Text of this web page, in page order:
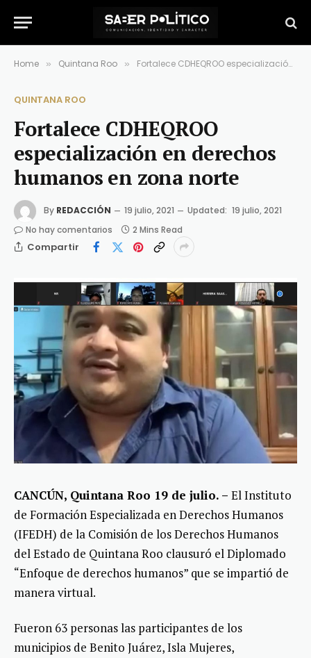
Home » Quintana Roo » Fortalece CDHEQROO especialización en derechos humanos en zona norte
QUINTANA ROO
Fortalece CDHEQROO
especialización en derechos
humanos en zona norte
By REDACCIÓN 19 julio, 2021 Updated: 19 julio, 2021
No hay comentarios
2 Mins Read
Compartir
CANCÚN, Quintana Roo 19 de julio. – El Instituto
de Formación Especializada en Derechos Humanos
(IFEDH) de la Comisión de los Derechos Humanos
del Estado de Quintana Roo clausuró el Diplomado
“Enfoque de derechos humanos” que se impartió de
manera virtual.
Fueron 63 personas las participantes de los
municipios de Benito Juárez, Isla Mujeres,